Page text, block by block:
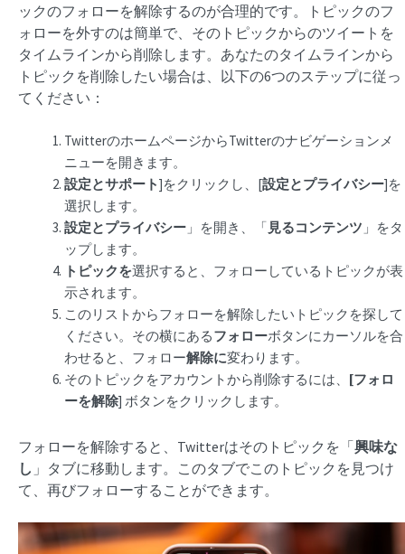
ックのフォローを解除するのが合理的です。トピックのフ
ォローを外すのは簡単で、そのトピックからのツイートを
タイムラインから削除します。あなたのタイムラインから
トピックを削除したい場合は、以下の6つのステップに従っ
てください：
TwitterのホームページからTwitterのナビゲーションメ
ニューを開きます。
設定とサポート]をクリックし、[設定とプライバシー]を
選択します。
設定とプライバシー 」を開き、「見るコンテンツ 」をタ
ップします。
トピックを選択すると、フォローしているトピックが表
示されます。
このリストからフォローを解除したいトピックを探して
ください。その横にあるフォローボタンにカーソルを合
わせると、フォロー解除に変わります。
そのトピックをアカウントから削除するには、 [フォロ
ーを解除] ボタンをクリックします。
フォローを解除すると、Twitterはそのトピックを「興味な
し 」タブに移動します。このタブでこのトピックを見つけ
て、再びフォローすることができます。